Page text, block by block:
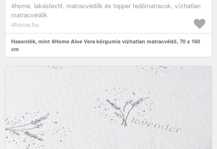
4home, lakástextil, matracvédők és topper fedőmatracok, vízhatlan
matracvédők
4home.hu
Hasonlók, mint 4Home Aloe Vera körgumis vízhatlan matracvédő, 70 x 160
cm